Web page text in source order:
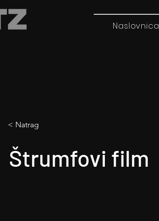
Naslovnica
< Natrag
Štrumfovi film